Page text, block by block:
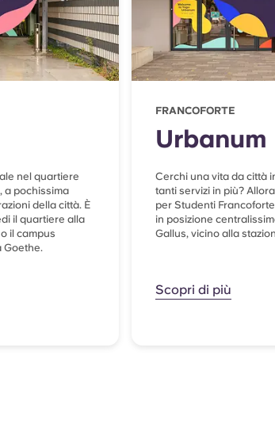
nel quartiere
a pochissima
della città. È
il quartiere alla
il campus
Goethe.
FRANCOFORTE
Urbanum
Cerchi una vita da città
tanti servizi in più?
per Studenti
in posizione
Gallus, vicino alla
Scopri di più